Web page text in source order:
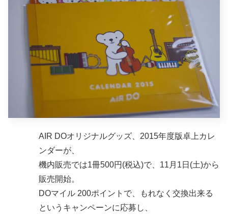
AIR DOオリジナルグッズ、2015年度版卓上カレ
ンダーが、
機内販売では1冊500円(税込)で、11月1日(土)から
販売開始。
DOマイル 200ポイントで、もれなく交換出来る
というキャンペーンに応募し、